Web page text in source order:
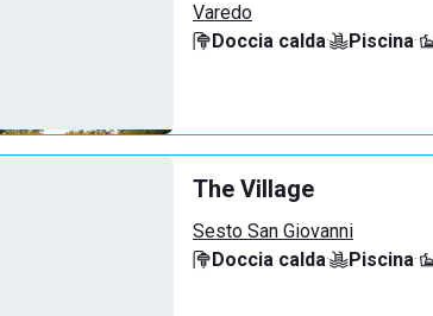
Varedo
Doccia calda· Piscina·
The Village
Sesto San Giovanni
Doccia calda· Piscina·